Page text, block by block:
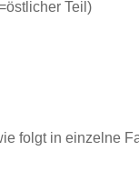
Teil)
folgt in einzelne